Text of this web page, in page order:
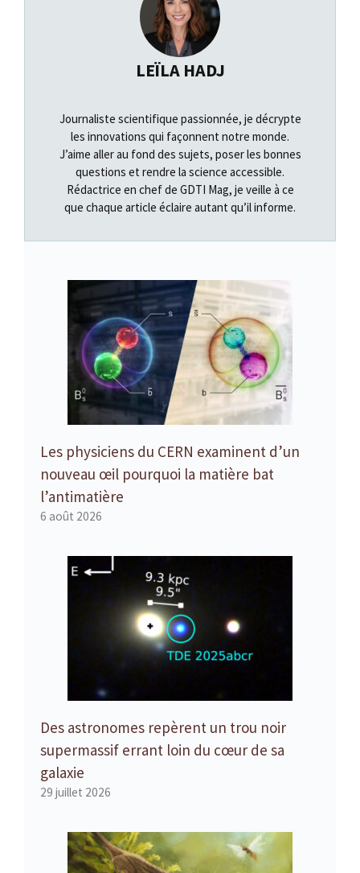
LEÏLA HADJ
Journaliste scientifique passionnée, je décrypte
les innovations qui façonnent notre monde.
J’aime aller au fond des sujets, poser les bonnes
questions et rendre la science accessible.
Rédactrice en chef de GDTI Mag, je veille à ce
que chaque article éclaire autant qu’il informe.
Les physiciens du CERN examinent d’un
nouveau œil pourquoi la matière bat
l’antimatière
6 août 2026
Des astronomes repèrent un trou noir
supermassif errant loin du cœur de sa
galaxie
29 juillet 2026